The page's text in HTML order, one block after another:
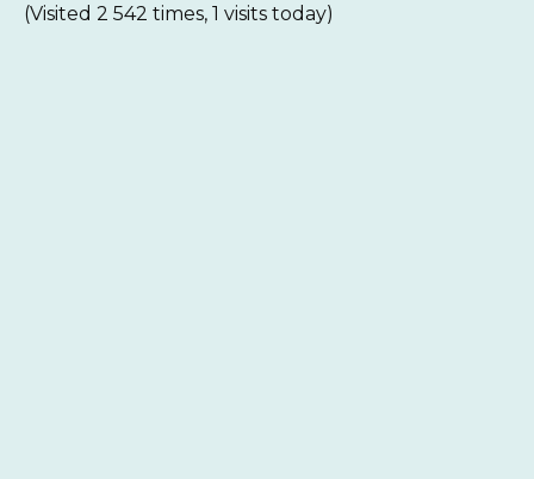
(Visited 2 542 times, 1 visits today)